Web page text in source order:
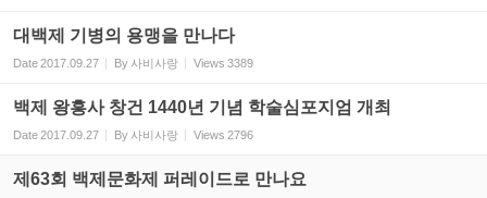
대백제 기병의 용맹을 만나다
Date2017.09.27 By 사비사랑 Views 3389
백제 왕흥사 창건 1440년 기념 학술심포지엄 개최
Date2017.09.27 By 사비사랑 Views 2796
제63회 백제문화제 퍼레이드로 만나요